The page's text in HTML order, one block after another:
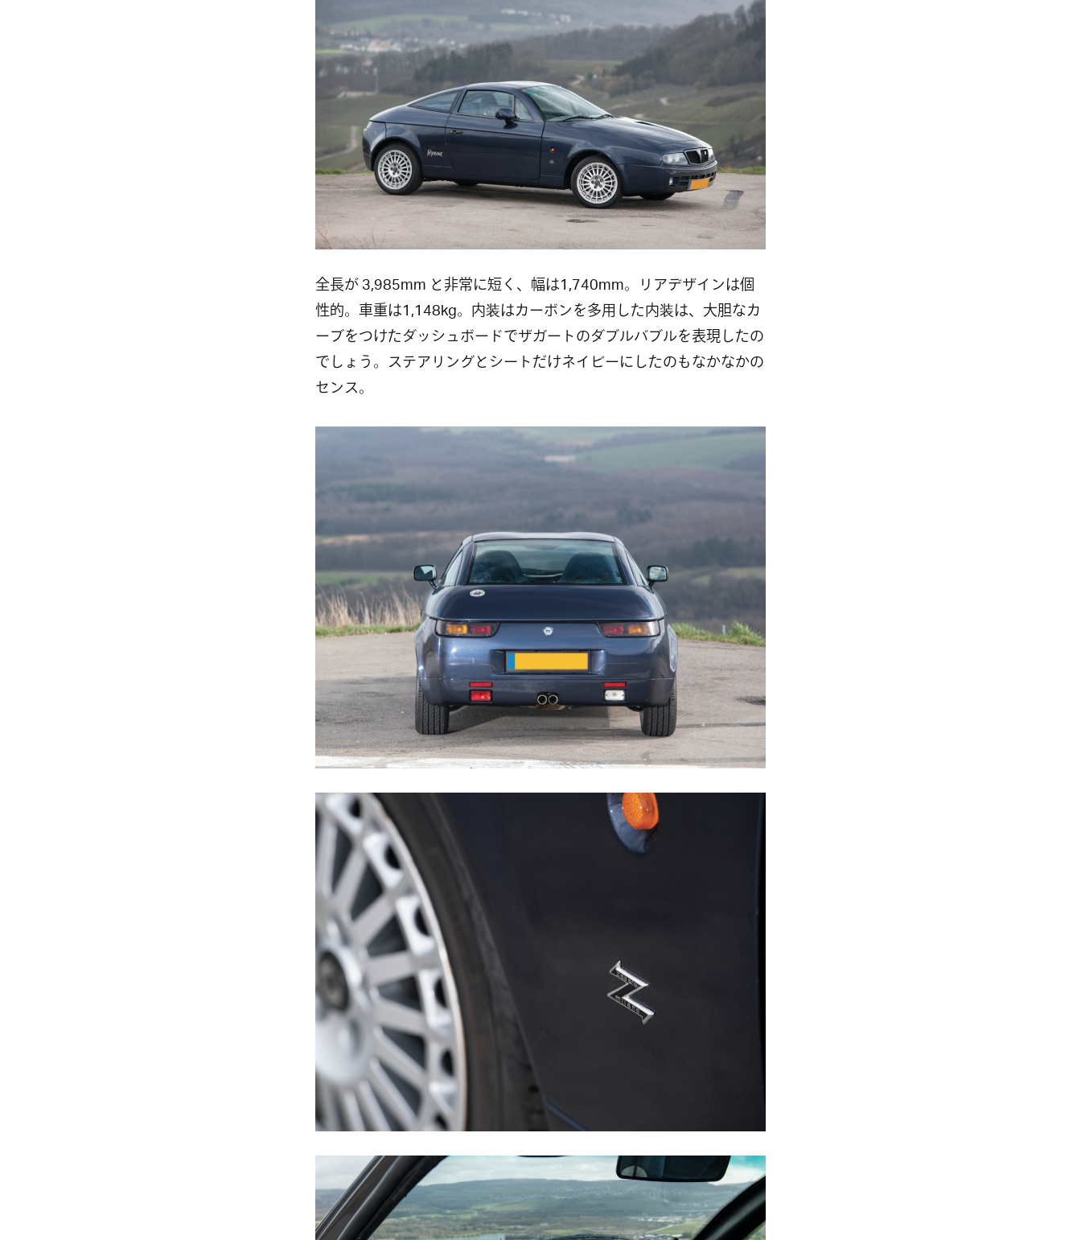
全長が 3,985mm と非常に短く、幅は1,740mm。リアデザインは個
性的。車重は1,148kg。内装はカーボンを多用した内装は、大胆なカ
ーブをつけたダッシュボードでザガートのダブルバブルを表現したの
でしょう。ステアリングとシートだけネイビーにしたのもなかなかの
センス。